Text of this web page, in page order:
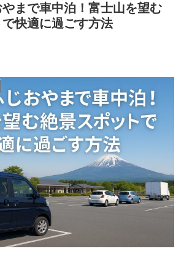
まで車中泊！富士山を望む
快適に過ごす方法